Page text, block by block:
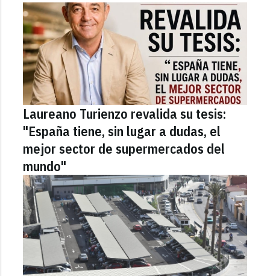
Laureano Turienzo revalida su tesis:
"España tiene, sin lugar a dudas, el
mejor sector de supermercados del
mundo"